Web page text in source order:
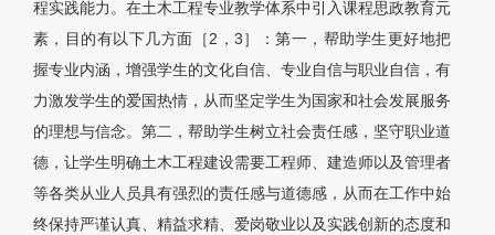
程实践能力。在土木工程专业教学体系中引入课程思政教育元
素，目的有以下几方面［2，3］：第一，帮助学生更好地把
握专业内涵，增强学生的文化自信、专业自信与职业自信，有
力激发学生的爱国热情，从而坚定学生为国家和社会发展服务
的理想与信念。第二，帮助学生树立社会责任感，坚守职业道
德，让学生明确土木工程建设需要工程师、建造师以及管理者
等各类从业人员具有强烈的责任感与道德感，从而在工作中始
终保持严谨认真、精益求精、爱岗敬业以及实践创新的态度和